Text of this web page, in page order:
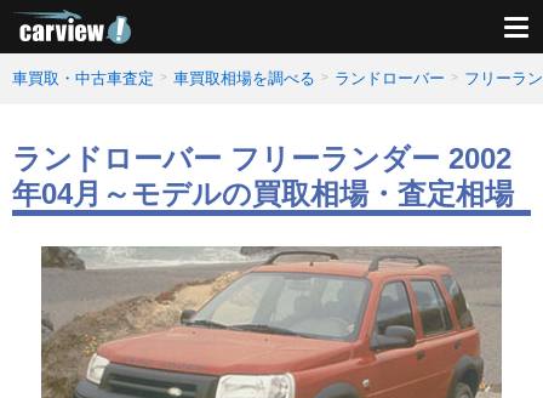
車買取・中古車査定 車買取相場を調べる ランドローバー フリーラ
ランドローバー フリーランダー 2002
年04月～モデルの買取相場・査定相場